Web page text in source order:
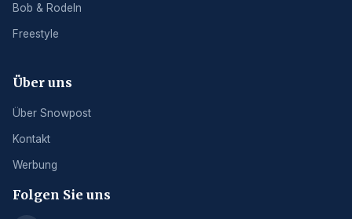
Bob & Rodeln
Freestyle
Über uns
Über Snowpost
Kontakt
Werbung
Folgen Sie uns